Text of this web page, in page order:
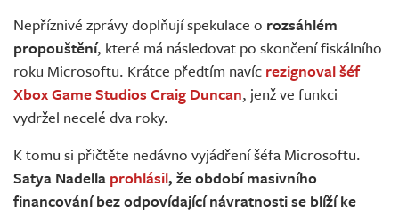
Nepříznivé zprávy doplňují spekulace o rozsáhlém
propouštění, které má následovat po skončení fiskálního
roku Microsoftu. Krátce předtím navíc rezignoval šéf
Xbox Game Studios Craig Duncan, jenž ve funkci
vydržel necelé dva roky.
K tomu si přičtěte nedávno vyjádření šéfa Microsoftu.
Satya Nadella prohlásil, že období masivního
financování bez odpovídající návratnosti se blíží ke